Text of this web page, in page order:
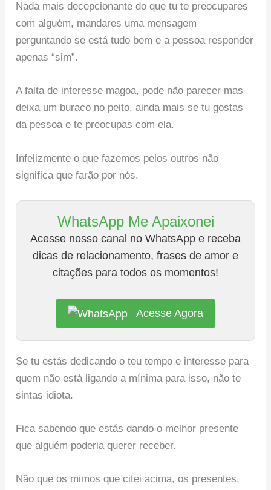
Nada mais decepcionante do que tu te preocupares
com alguém, mandares uma mensagem
perguntando se está tudo bem e a pessoa responder
apenas “sim”.
A falta de interesse magoa, pode não parecer mas
deixa um buraco no peito, ainda mais se tu gostas
da pessoa e te preocupas com ela.
Infelizmente o que fazemos pelos outros não
significa que farão por nós.
WhatsApp Me Apaixonei
Acesse nosso canal no WhatsApp e receba
dicas de relacionamento, frases de amor e
citações para todos os momentos!
Acesse Agora
Se tu estás dedicando o teu tempo e interesse para
quem não está ligando a mínima para isso, não te
sintas idiota.
Fica sabendo que estás dando o melhor presente
que alguém poderia querer receber.
Não que os mimos que citei acima, os presentes,